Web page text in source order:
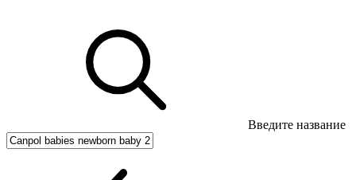
Введите название